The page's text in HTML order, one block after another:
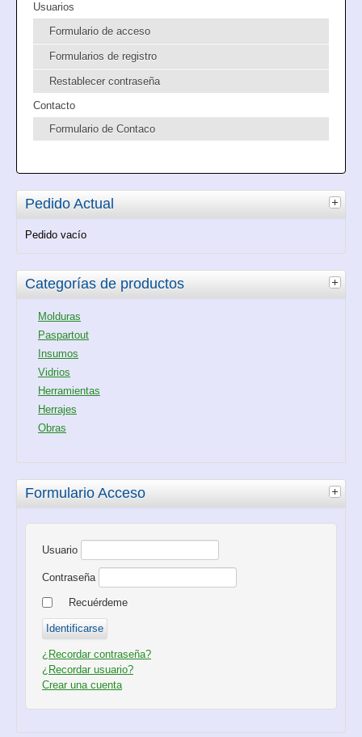
Usuarios
Formulario de acceso
Formularios de registro
Restablecer contraseña
Contacto
Formulario de Contaco
Pedido Actual
Pedido vacío
Categorías de productos
Molduras
Paspartout
Insumos
Vidrios
Herramientas
Herrajes
Obras
Formulario Acceso
Usuario
Contraseña
Recuérdeme
¿Recordar contraseña?
¿Recordar usuario?
Crear una cuenta